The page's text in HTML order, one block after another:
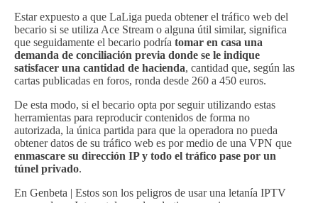
Estar expuesto a que LaLiga pueda obtener el tráfico web del
becario si se utiliza Ace Stream o alguna útil similar, significa
que seguidamente el becario podría tomar en casa una
demanda de conciliación previa donde se le indique
satisfacer una cantidad de hacienda, cantidad que, según las
cartas publicadas en foros, ronda desde 260 a 450 euros.
De esta modo, si el becario opta por seguir utilizando estas
herramientas para reproducir contenidos de forma no
autorizada, la única partida para que la operadora no pueda
obtener datos de su tráfico web es por medio de una VPN que
enmascare su dirección IP y todo el tráfico pase por un
túnel privado.
En Genbeta | Estos son los peligros de usar una letanía IPTV